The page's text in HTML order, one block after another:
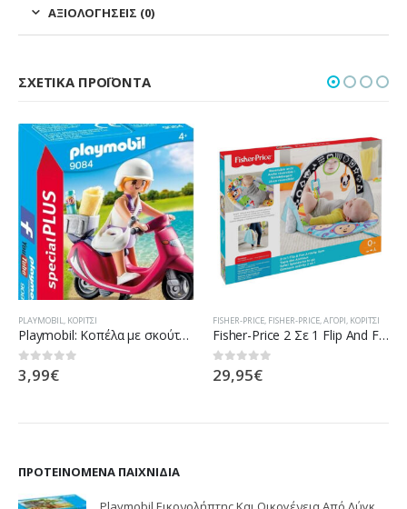
ΑΞΙΟΛΟΓΉΣΕΙΣ (0)
ΣΧΕΤΙΚΆ ΠΡΟΪΌΝΤΑ
PLAYMOBIL, ΚΟΡΊΤΣΙ
Playmobil: Κοπέλα με σκούτερ 9084
0out of 5
3,99€
FISHER-PRICE, FISHER-PRICE,ΑΓΌΡΙ, ΚΟΡΊΤΣΙ
Fisher-Price 2 Σε 1 Flip And Fun Φορητό Γυμναστήριο FXC14
0out of 5
29,95€
ΠΡΟΤΕΙΝΌΜΕΝΑ ΠΑΙΧΝΊΔΙΑ